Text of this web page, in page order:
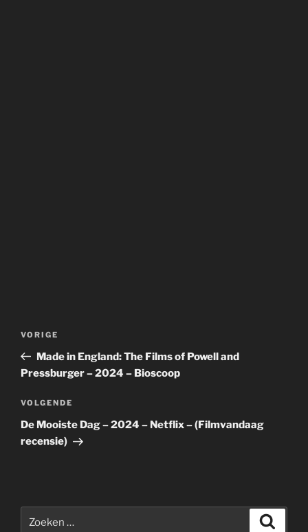
Bericht
Vorig
bericht
VORIGE
Made in England: The Films of Powell and
Pressburger – 2024 – Bioscoop
Volgend
bericht
VOLGENDE
De Mooiste Dag – 2024 – Netflix – (Filmvandaag
recensie)